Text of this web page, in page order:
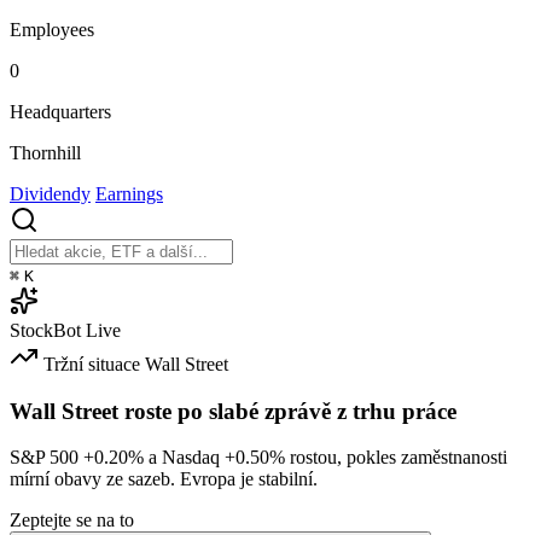
Employees
0
Headquarters
Thornhill
Dividendy Earnings
⌘ K
StockBot Live
Tržní situace Wall Street
Wall Street roste po slabé zprávě z trhu práce
S&P 500 +0.20% a Nasdaq +0.50% rostou, pokles zaměstnanosti
mírní obavy ze sazeb. Evropa je stabilní.
Zeptejte se na to